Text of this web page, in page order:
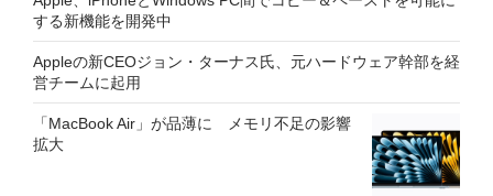
する新機能を開発中
Appleの新CEOジョン・ターナス氏、元ハードウェア幹部を経
営チームに起用
「MacBook Air」が品薄に メモリ不足の影響
拡大